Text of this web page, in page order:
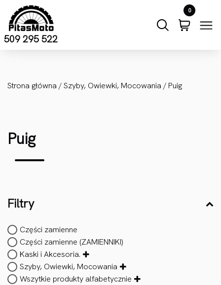
Przejdź do treści
509 295 522
0
Strona główna /Szyby, Owiewki, Mocowania / Puig
Puig
Filtry
Części zamienne
Części zamienne (ZAMIENNIKI)
Kaski i Akcesoria.
Szyby, Owiewki, Mocowania
Wszytkie produkty alfabetycznie